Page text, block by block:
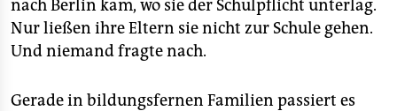
nach Berlin kam, wo sie der Schulpflicht unterlag.
Nur ließen ihre Eltern sie nicht zur Schule gehen.
Und niemand fragte nach.
Gerade in bildungsfernen Familien passiert es